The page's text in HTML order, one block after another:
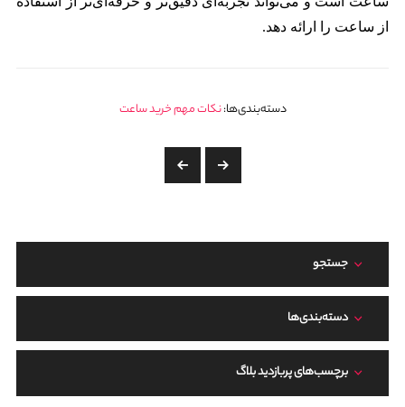
از ساعت را ارائه دهد.
دسته‌بندی‌ها:نکات مهم خرید ساعت
جستجو
دسته‌بندی‌ها
برچسب‌های پربازدید بلاگ